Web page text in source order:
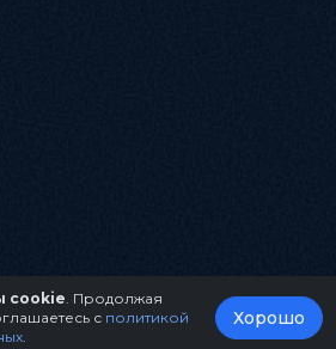
cookie . Продолжая
с политикой
Хорошо